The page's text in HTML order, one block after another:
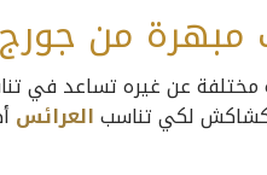
مبهرة من
مختلفة عن غيره تساعد في
لكي تناسبالعرائس